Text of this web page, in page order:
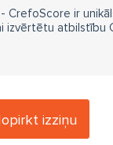
ir
izvērtētu atbilstību
izziņu